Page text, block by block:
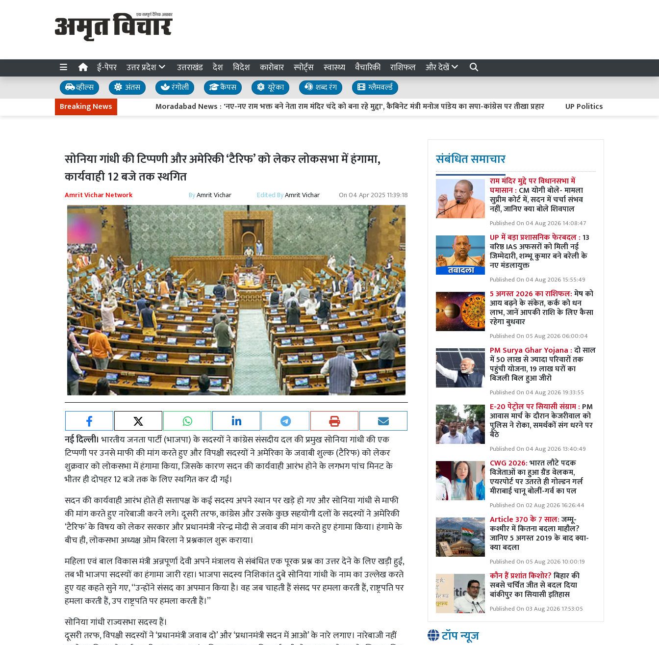
ई-पेपर उत्तर प्रदेश उत्तराखंड देश विदेश कारोबार स्पोर्ट्स स्वास्थ्य वैचारिकी राशिफल और देखें
व्हील्स अंतस रंगोली कैंपस यूरेका शब्द रंग
ग्लैमवर्ल्ड
Breaking News
Moradabad News : 'नए-नए राम भक्त बने नेता राम मंदिर चंदे को बना रहे मुद्दा', कैबिनेट मंत्री मनोज पांडेय का सपा-कांग्रेस पर तीखा प्रहार UP Politics : विधानसभा चुनाव से पहले
सोनिया गांधी की टिप्पणी और अमेरिकी ‘टैरिफ’ को लेकर लोकसभा में हंगामा,
कार्यवाही 12 बजे तक स्थगित
Amrit Vichar Network ByAmrit Vichar Edited ByAmrit Vichar On04 Apr 2025 11:39:18
नई दिल्ली।भारतीय जनता पार्टी (भाजपा) के सदस्यों ने कांग्रेस संसदीय दल की प्रमुख सोनिया गांधी की एक
टिप्पणी पर उनसे माफी की मांग करते हुए और विपक्षी सदस्यों ने अमेरिका के जवाबी शुल्क (टैरिफ) को लेकर
शुक्रवार को लोकसभा में हंगामा किया, जिसके कारण सदन की कार्यवाही आरंभ होने के लगभग पांच मिनट के
भीतर ही दोपहर 12 बजे तक के लिए स्थगित कर दी गई।
सदन की कार्यवाही आरंभ होते ही सत्तापक्ष के कई सदस्य अपने स्थान पर खड़े हो गए और सोनिया गांधी से माफी
की मांग करते हुए नारेबाजी करने लगे। दूसरी तरफ, कांग्रेस और उसके कुछ सहयोगी दलों के सदस्यों ने अमेरिकी
‘टैरिफ’ के विषय को लेकर सरकार और प्रधानमंत्री नरेन्द्र मोदी से जवाब की मांग करते हुए हंगामा किया। हंगामे के
बीच ही, लोकसभा अध्यक्ष ओम बिरला ने प्रश्नकाल शुरू कराया।
महिला एवं बाल विकास मंत्री अन्नपूर्णा देवी अपने मंत्रालय से संबंधित एक पूरक प्रश्न का उत्तर देने के लिए खड़ी हुईं,
तब भी भाजपा सदस्यों का हंगामा जारी रहा। भाजपा सदस्य निशिकांत दुबे सोनिया गांधी के नाम का उल्लेख करते
हुए यह कहते सुने गए, ‘‘उन्होंने संसद का अपमान किया है। वह जब चाहती हैं संसद पर हमला करती हैं, राष्ट्रपति पर
हमला करती हैं, उप राष्ट्रपति पर हमला करती हैं।’’
सोनिया गांधी राज्यसभा सदस्य हैं।
दूसरी तरफ, विपक्षी सदस्यों ने ‘प्रधानमंत्री जवाब दो’ और ‘प्रधानमंत्री सदन में आओ’ के नारे लगाए। नारेबाजी नहीं
संबंधित समाचार
राम मंदिर मुद्दे पर विधानसभा में
घमासान : CM योगी बोले- मामला
सुप्रीम कोर्ट में, सदन में चर्चा संभव
नहीं, जानिए क्या बोले शिवपाल
Published On 04 Aug 2026 14:08:47
UP में बड़ा प्रशासनिक फेरबदल :13
वरिष्ठ IAS अफसरों को मिली नई
जिम्मेदारी, शम्भू कुमार बने बरेली के
नए मंडलायुक्त
Published On 04 Aug 2026 15:55:49
5 अगस्त 2026 का राशिफल:मेष को
आय बढ़ने के संकेत, कर्क को धन
लाभ, जानें आपकी राशि के लिए कैसा
रहेगा बुधवार
Published On 05 Aug 2026 06:00:04
PM Surya Ghar Yojana :दो साल
में 50 लाख से ज्यादा परिवारों तक
पहुंची योजना, 19 लाख घरों का
बिजली बिल हुआ जीरो
Published On 04 Aug 2026 19:33:55
E-20 पेट्रोल पर सियासी संग्राम : PM
आवास मार्च के दौरान केजरीवाल को
पुलिस ने रोका, समर्थकों संग धरने पर
बैठे
Published On 04 Aug 2026 13:40:49
CWG 2026:भारत लौटे पदक
विजेताओं का हुआ ग्रैंड वेलकम,
एयरपोर्ट पर उतरते ही गोल्डन गर्ल
मीराबाई चानू बोलीं-गर्व का पल
Published On 02 Aug 2026 16:26:44
Article 370 के 7 साल:जम्मू-
कश्मीर में कितना बदला माहौल?
जानिए 5 अगस्त 2019 के बाद क्या-
क्या बदला
Published On 05 Aug 2026 10:00:19
कौन हैं प्रशांत किशोर?बिहार की
सबसे चर्चित जीत से बदल दिया
बांकीपुर का सियासी इतिहास
Published On 03 Aug 2026 17:53:05
टॉप न्यूज